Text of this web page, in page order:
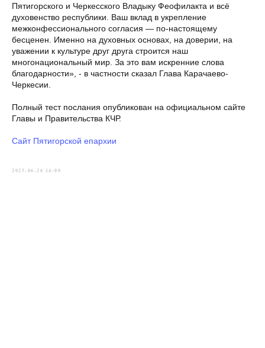
Пятигорского и Черкесского Владыку Феофилакта и всё
духовенство республики. Ваш вклад в укрепление
межконфессионального согласия — по-настоящему
бесценен. Именно на духовных основах, на доверии, на
уважении к культуре друг друга строится наш
многонациональный мир. За это вам искренние слова
благодарности», - в частности сказал Глава Карачаево-
Черкесии.
Полный тест послания опубликован на официальном сайте
Главы и Правительства КЧР.
Сайт Пятигорской епархии
2025-06-26 14:00